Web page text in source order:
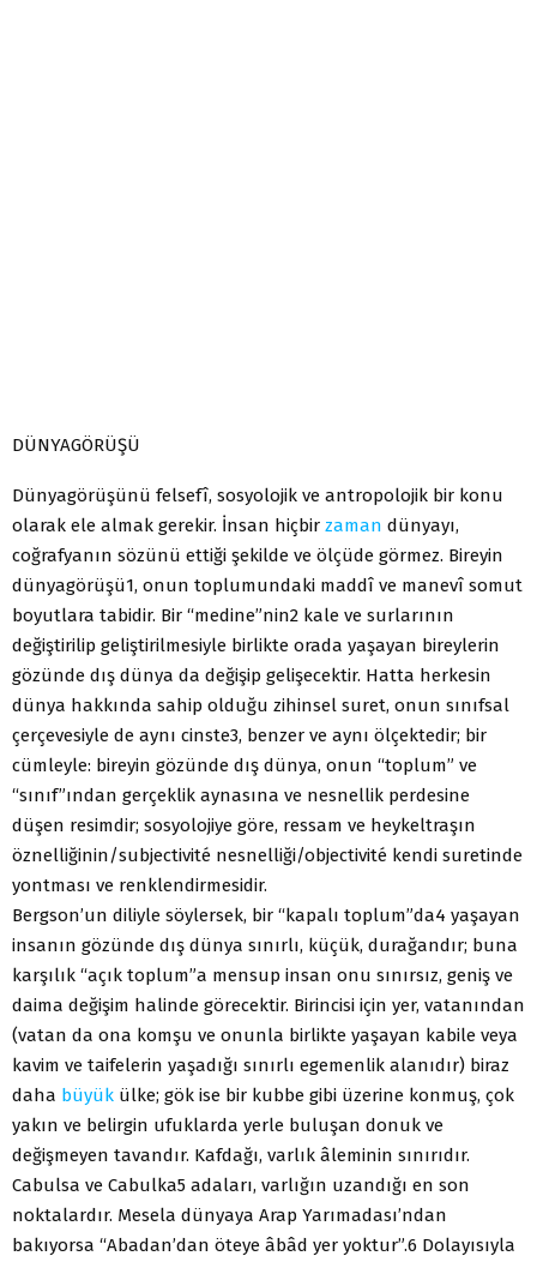
DÜNYAGÖRÜŞÜ
Dünyagörüşünü felsefî, sosyolojik ve antropolojik bir konu
olarak ele almak gerekir. İnsan hiçbir zaman dünyayı,
coğrafyanın sözünü ettiği şekilde ve ölçüde görmez. Bireyin
dünyagörüşü1, onun toplumundaki maddî ve manevî somut
boyutlara tabidir. Bir “medine”nin2 kale ve surlarının
değiştirilip geliştirilmesiyle birlikte orada yaşayan bireylerin
gözünde dış dünya da değişip gelişecektir. Hatta herkesin
dünya hakkında sahip olduğu zihinsel suret, onun sınıfsal
çerçevesiyle de aynı cinste3, benzer ve aynı ölçektedir; bir
cümleyle: bireyin gözünde dış dünya, onun “toplum” ve
“sınıf”ından gerçeklik aynasına ve nesnellik perdesine
düşen resimdir; sosyolojiye göre, ressam ve heykeltraşın
öznelliğinin/subjectivité nesnelliği/objectivité kendi suretinde
yontması ve renklendirmesidir.
Bergson’un diliyle söylersek, bir “kapalı toplum”da4 yaşayan
insanın gözünde dış dünya sınırlı, küçük, durağandır; buna
karşılık “açık toplum”a mensup insan onu sınırsız, geniş ve
daima değişim halinde görecektir. Birincisi için yer, vatanından
(vatan da ona komşu ve onunla birlikte yaşayan kabile veya
kavim ve taifelerin yaşadığı sınırlı egemenlik alanıdır) biraz
daha büyük ülke; gök ise bir kubbe gibi üzerine konmuş, çok
yakın ve belirgin ufuklarda yerle buluşan donuk ve
değişmeyen tavandır. Kafdağı, varlık âleminin sınırıdır.
Cabulsa ve Cabulka5 adaları, varlığın uzandığı en son
noktalardır. Mesela dünyaya Arap Yarımadası’ndan
bakıyorsa “Abadan’dan öteye âbâd yer yoktur”.6 Dolayısıyla